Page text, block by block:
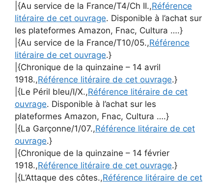
|{Au service de la France/T4/Ch II.,Référence
litéraire de cet ouvrage. Disponible à l’achat sur
les plateformes Amazon, Fnac, Cultura ….}
|{Au service de la France/T10/05.,Référence
litéraire de cet ouvrage.}
|{Chronique de la quinzaine – 14 avril
1918.,Référence litéraire de cet ouvrage.}
|{Le Péril bleu/I/X.,Référence litéraire de cet
ouvrage. Disponible à l’achat sur les
plateformes Amazon, Fnac, Cultura ….}
|{La Garçonne/1/07.,Référence litéraire de cet
ouvrage.}
|{Chronique de la quinzaine – 14 février
1918.,Référence litéraire de cet ouvrage.}
|{L’Attaque des côtes.,Référence litéraire de cet